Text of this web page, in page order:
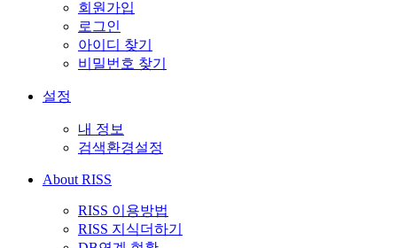
회원가입
로그인
아이디 찾기
비밀번호 찾기
설정
내 정보
검색환경설정
About RISS
RISS 이용방법
RISS 지식더하기